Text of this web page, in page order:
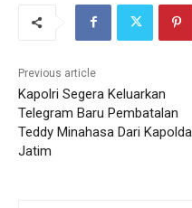
Previous article
Kapolri Segera Keluarkan
Telegram Baru Pembatalan
Teddy Minahasa Dari Kapolda
Jatim